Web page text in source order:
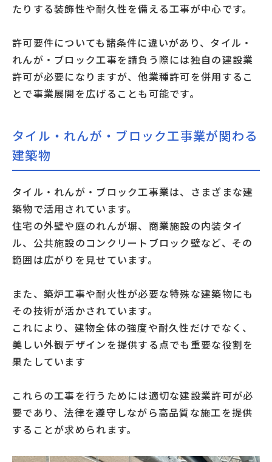
たりする装飾性や耐久性を備える工事が中心です。
許可要件についても諸条件に違いがあり、タイル・
れんが・ブロック工事を請負う際には独自の建設業
許可が必要になりますが、他業種許可を併用するこ
とで事業展開を広げることも可能です。
タイル・れんが・ブロック工事業が関わる
建築物
タイル・れんが・ブロック工事業は、さまざまな建
築物で活用されています。
住宅の外壁や庭のれんが塀、商業施設の内装タイ
ル、公共施設のコンクリートブロック壁など、その
範囲は広がりを見せています。
また、築炉工事や耐火性が必要な特殊な建築物にも
その技術が活かされています。
これにより、建物全体の強度や耐久性だけでなく、
美しい外観デザインを提供する点でも重要な役割を
果たしています
これらの工事を行うためには適切な建設業許可が必
要であり、法律を遵守しながら高品質な施工を提供
することが求められます。